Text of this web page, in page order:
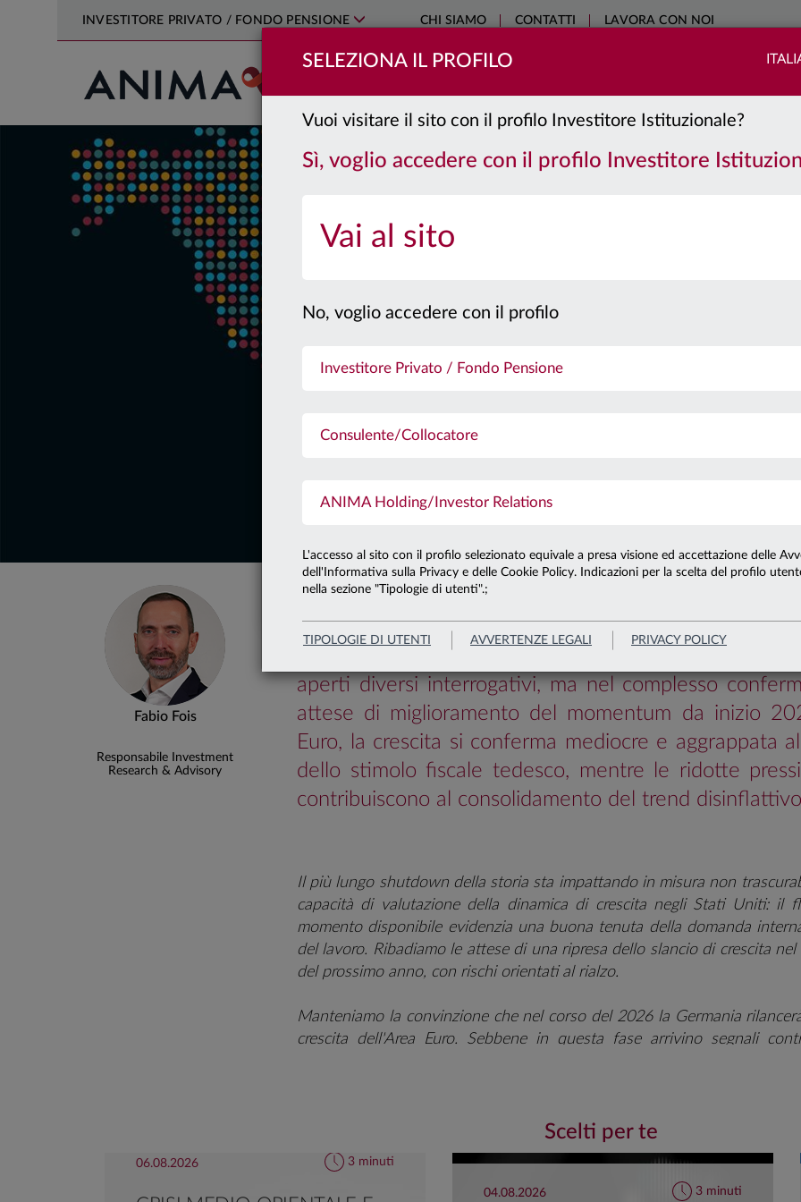
SELEZIONA IL PROFILO
Vuoi visitare il sito con il profilo Investitore Istituzionale?
Sì, voglio accedere con il profilo Investitore
Vai al sito
No, voglio accedere con il profilo
Investitore Privato / Fondo Pensione
Consulente/Collocatore
ANIMA Holding/Investor Relations
L'accesso al sito con il profilo selezionato equivale a presa visione ed accettazione delle
dell'Informativa sulla Privacy e delle Cookie Policy. Indicazioni per la scelta del profilo
nella sezione "Tipologie di utenti".;
TIPOLOGIE DI UTENTI AVVERTENZE LEGALI PRIVACY POLICY
INVESTITORE PRIVATO / FONDO PENSIONE CHI SIAMO CONTATTI LAVORA CON NOI
Fabio Fois
Responsabile Investment
Research & Advisory
View Anima Banche centrali Emergenti Europa
Negli Stati Uniti, la pubblicazione di dati al
aperti diversi interrogativi, ma nel complesso
attese di miglioramento del momentum da inizio
Euro, la crescita si conferma mediocre e aggrappata
dello stimolo fiscale tedesco, mentre le ridotte
contribuiscono al consolidamento del trend
Il più lungo shutdown della storia sta impattando in misura non
capacità di valutazione della dinamica di crescita negli Stati Uniti: il
momento disponibile evidenzia una buona tenuta della domanda
del lavoro. Ribadiamo le attese di una ripresa dello slancio di crescita
del prossimo anno, con rischi orientati al rialzo.
Manteniamo la convinzione che nel corso del 2026 la Germania
crescita dell'Area Euro. Sebbene in questa fase arrivino segnali
lievemente positivi, permangono rischi al ribasso legati alla qualità e
larga parte teorico. Per quanto riguarda la dinamica dei prezzi, il trend
disinflazione nella componente core appare destinato a consolidarsi,
moderazione delle pressioni
Scelti per te
06.08.2026 3 minuti
04.08.2026 3 minuti